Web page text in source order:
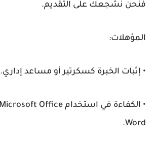
فنحن نشجعك على التقديم.
المؤهلات:
• إثبات الخبرة كسكرتير أو مساعد إداري.
Word.